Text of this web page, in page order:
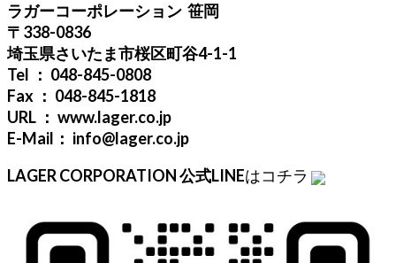
ラガーコーポレーション 笹岡
〒338-0836
埼玉県さいたま市桜区町谷4-1-1
Tel ： 048-845-0808
Fax ： 048-845-1818
URL ： www.lager.co.jp
E-Mail： info@lager.co.jp
LAGER CORPORATION 公式LINEはコチラ